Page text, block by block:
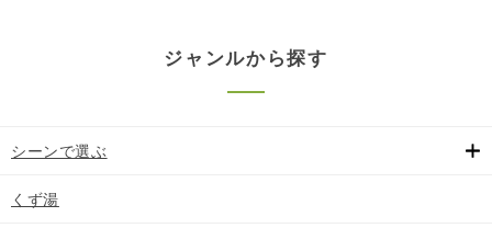
ジャンルから探す
シーンで選ぶ
くず湯